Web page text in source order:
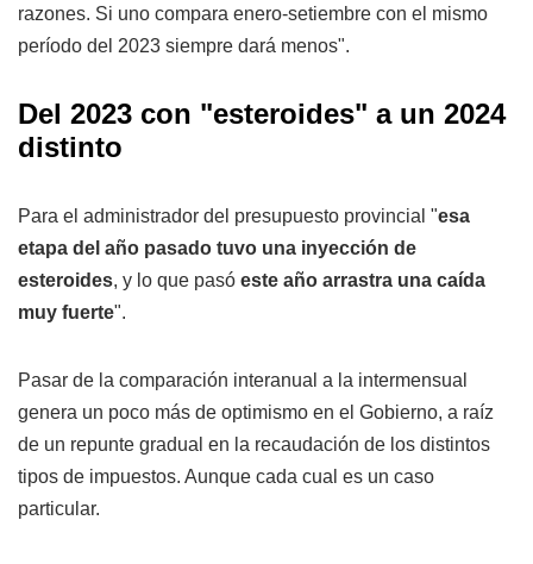
razones. Si uno compara enero-setiembre con el mismo
período del 2023 siempre dará menos".
Del 2023 con "esteroides" a un 2024
distinto
Para el administrador del presupuesto provincial "esa
etapa del año pasado tuvo una inyección de
esteroides, y lo que pasó este año arrastra una caída
muy fuerte".
Pasar de la comparación interanual a la intermensual
genera un poco más de optimismo en el Gobierno, a raíz
de un repunte gradual en la recaudación de los distintos
tipos de impuestos. Aunque cada cual es un caso
particular.